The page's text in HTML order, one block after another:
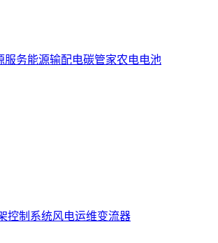
服务能源输配电碳管家农电电池
控制系统风电运维变流器